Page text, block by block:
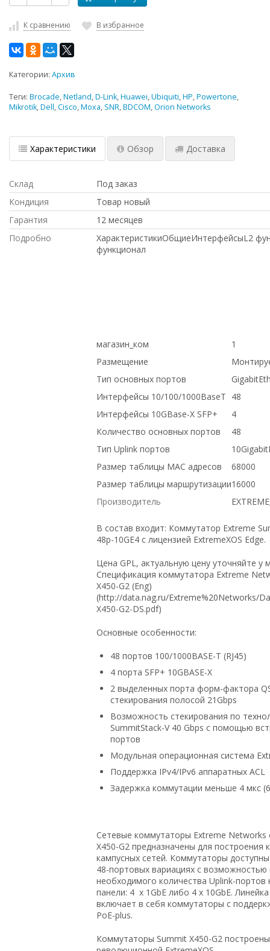
К сравнению В избранное
Категории: Архив
Теги: Brocade,Netland,D-Link,Huawei,Ubiquiti,HP,Powertone,
Mikrotik,Dell,Cisco,Moxa, SNR,BDCOM,Orion Networks
Характеристики Обзор Доставка
Склад
Под заказ
Кондиция
Товар новый
Гарантия
12 месяцев
Подробно
ХарактеристикиОбщиеИнтерфейсыL2
функционал
магазин_ком
1
Размещение
Тип основных портов
Интерфейсы 10/100/1000BaseT 48
Интерфейсы 10GBase-X SFP+
4
Количество основных портов
48
Тип Uplink портов
Размер таблицы MAC адресов
68000
Размер таблицы маршрутизации16000
Производитель
В состав входит: Коммутатор Extreme
48p-10GE4 с лицензией ExtremeXOS Edge.
Цена GPL, актуальную цену уточняйте у
Спецификация коммутатора Extreme
X450-G2 (Eng)
(http://data.nag.ru/Extreme%20Networks/
X450-G2-DS.pdf)
Основные особенности:
48 портов 100/1000BASE-T (RJ45)
4 порта SFP+ 10GBASE-X
2 выделенных порта форм-фактора
стекирования полосой 21Gbps
Возможность стекирования по
SummitStack-V 40 Gbps с помощью
портов
Модульная операционная система
Поддержка IPv4/IPv6 аппаратных ACL
Задержка коммутации меньше 4 мкс
Сетевые коммутаторы Extreme Networks
X450-G2 предназначены для построения
кампусных сетей. Коммутаторы
48-портовых вариациях с
необходимого количества Uplink-портов
панели: 4 x 1GbE либо 4 x 10GbE.
включает в себя коммутаторы с
PoE-plus.
Коммутаторы Summit X450-G2